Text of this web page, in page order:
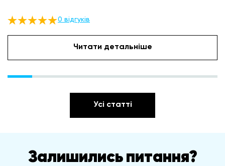
0 відгуків
Читати детальніше
Усі статті
Залишились питання?